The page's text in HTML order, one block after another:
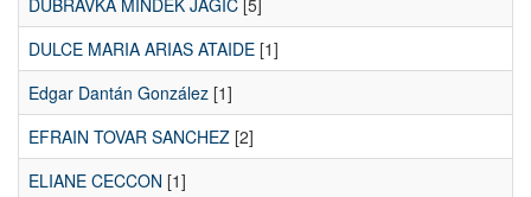
DUBRAVKA MINDEK JAGIC [5]
DULCE MARIA ARIAS ATAIDE [1]
Edgar Dantán González [1]
EFRAIN TOVAR SANCHEZ [2]
ELIANE CECCON [1]